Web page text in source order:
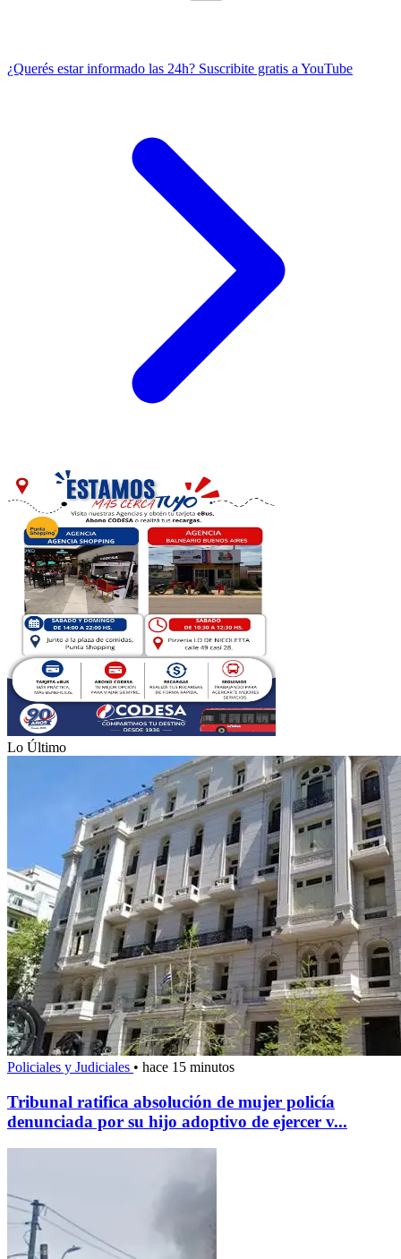
¿Querés estar informado las 24h? Suscribite gratis a YouTube
Lo Último
Policiales y Judiciales • hace 15 minutos
Tribunal ratifica absolución de mujer policía
denunciada por su hijo adoptivo de ejercer v...